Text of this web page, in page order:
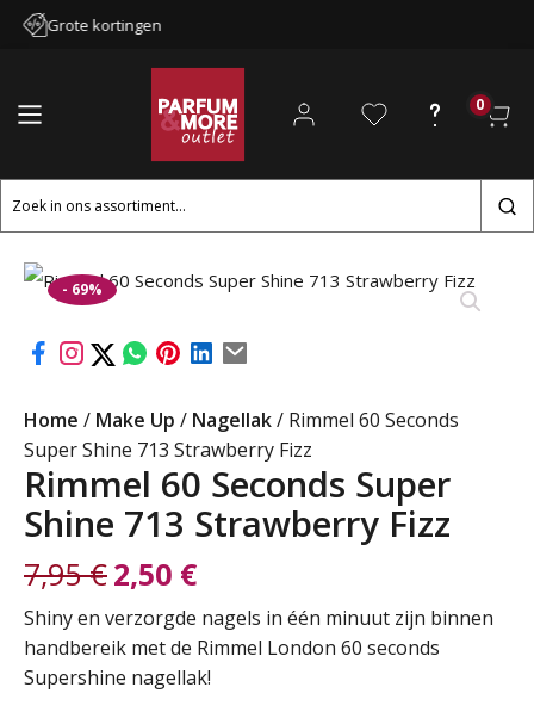
Grote kortingen
0
Zoeken
naar:
- 69%
Home / Make Up / Nagellak/ Rimmel 60 Seconds
Super Shine 713 Strawberry Fizz
Rimmel 60 Seconds Super
Shine 713 Strawberry Fizz
7,95€
Oorspronkelijke
prijs
2,50 €
Huidige
prijs
Shiny en verzorgde nagels in één minuut zijn binnen
handbereik met de Rimmel London 60 seconds
Supershine nagellak!